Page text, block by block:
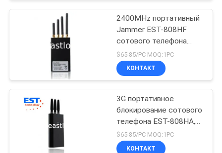
2400MHz портативный
Jammer EST-808HF
сотового телефона
WIFI + 3G/2G для
таможни
$65-85/PC MOQ:1PC
КОНТАКТ
3G портативное
блокирование сотового
телефона EST-808HA,
2100 - 2200MHZ
частота
$65-85/PC MOQ:1PC
КОНТАКТ